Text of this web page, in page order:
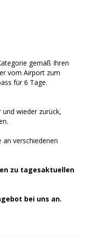
gemäß Ihren
vom Airport zum
für 6 Tage.
wieder zurück,
verschiedenen
zu tagesaktuellen
bei uns an.